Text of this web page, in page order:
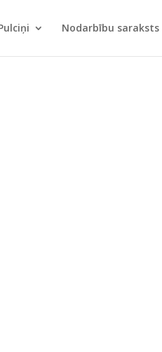
Nodarbību saraksts